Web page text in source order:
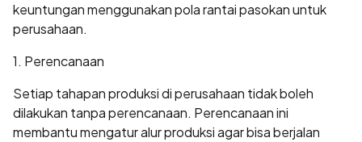
keuntungan menggunakan pola rantai pasokan untuk
perusahaan.
1. Perencanaan
Setiap tahapan produksi di perusahaan tidak boleh
dilakukan tanpa perencanaan. Perencanaan ini
membantu mengatur alur produksi agar bisa berjalan